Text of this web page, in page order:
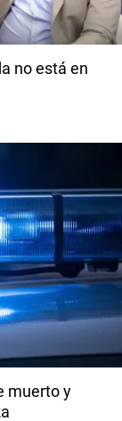
no está en
muerto y